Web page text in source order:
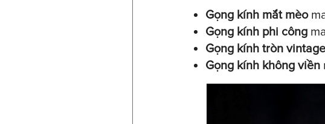
Gọng kính mắt mèo
Gọng kính phi công
Gọng kính tròn
Gọng kính không viền